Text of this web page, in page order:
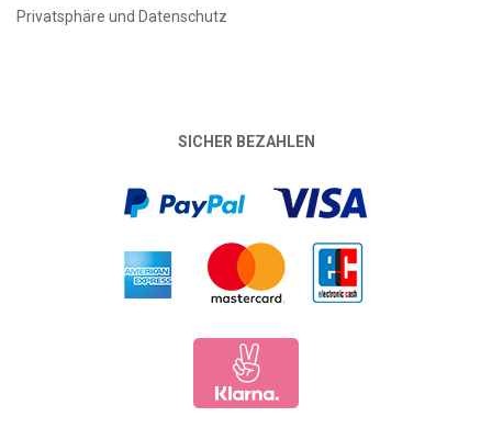
Privatsphäre und Datenschutz
SICHER BEZAHLEN